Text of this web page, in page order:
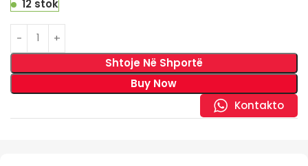
12 stok
Shtoje Në Shportë
Buy Now
Kontakto